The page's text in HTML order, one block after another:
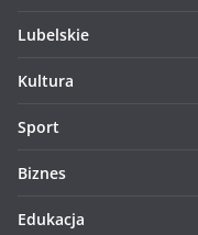
Lubelskie
Kultura
Sport
Biznes
Edukacja